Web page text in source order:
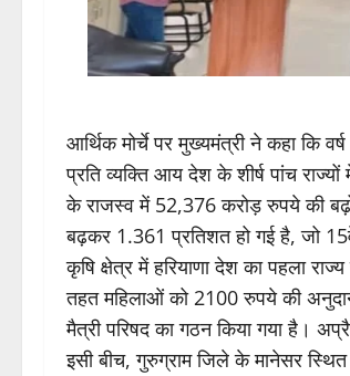
आर्थिक मोर्चे पर मुख्यमंत्री ने कहा कि
प्रति व्यक्ति आय देश के शीर्ष पांच
के राजस्व में 52,376 करोड़ रुपये की
बढ़कर 1.361 प्रतिशत हो गई है, जो
कृषि क्षेत्र में हरियाणा देश का पहला
तहत महिलाओं को 2100 रुपये की
मैत्री परिषद का गठन किया गया है।
इसी बीच, गुरुग्राम जिले के मानेसर स्थित